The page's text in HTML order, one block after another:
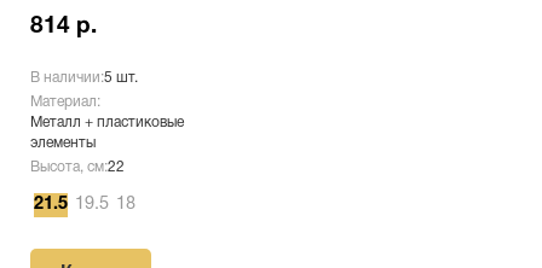
814 р.
В наличии:5 шт.
Материал:
Металл + пластиковые
элементы
Высота, см:22
21.5 19.5 18